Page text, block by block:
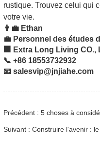
rustique. Trouvez celui qui
votre vie.
👨‍💼 Ethan
💼 Personnel des études
🏢 Extra Long Living CO.,
📞 +86 18553732932
📧 salesvip@jnjiahe.com